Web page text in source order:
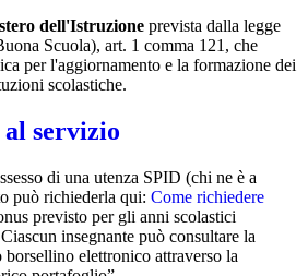
dell'Istruzione prevista dalla legge
Scuola), art. 1 comma 121, che
per l'aggiornamento e la formazione dei
scolastiche.
al servizio
di una utenza SPID (chi ne è a
può richiederla qui: Come richiedere
previsto per gli anni scolastici
insegnante può consultare la
elettronico attraverso la